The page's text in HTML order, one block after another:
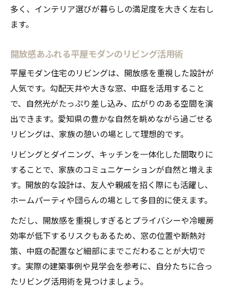
多く、インテリア選びが暮らしの満足度を大きく左右し
ます。
開放感あふれる平屋モダンのリビング活用術
平屋モダン住宅のリビングは、開放感を重視した設計が
人気です。勾配天井や大きな窓、中庭を活用すること
で、自然光がたっぷり差し込み、広がりのある空間を演
出できます。愛知県の豊かな自然を眺めながら過ごせる
リビングは、家族の憩いの場として理想的です。
リビングとダイニング、キッチンを一体化した間取りに
することで、家族のコミュニケーションが自然と増えま
す。開放的な設計は、友人や親戚を招く際にも活躍し、
ホームパーティや団らんの場として多目的に使えます。
ただし、開放感を重視しすぎるとプライバシーや冷暖房
効率が低下するリスクもあるため、窓の位置や断熱対
策、中庭の配置など細部にまでこだわることが大切で
す。実際の建築事例や見学会を参考に、自分たちに合っ
たリビング活用術を見つけましょう。